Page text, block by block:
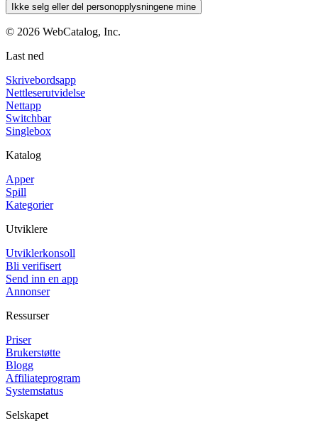
Ikke selg eller del personopplysningene mine
© 2026 WebCatalog, Inc.
Last ned
Skrivebordsapp
Nettleserutvidelse
Nettapp
Switchbar
Singlebox
Katalog
Apper
Spill
Kategorier
Utviklere
Utviklerkonsoll
Bli verifisert
Send inn en app
Annonser
Ressurser
Priser
Brukerstøtte
Blogg
Affiliateprogram
Systemstatus
Selskapet